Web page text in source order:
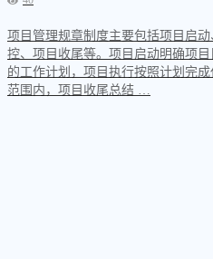
项目管理规章制度主要包括项目启
控、项目收尾等。项目启动明确项
的工作计划，项目执行按照计划完
范围内，项目收尾总结 …